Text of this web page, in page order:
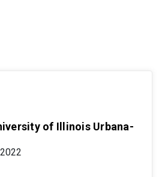
of Illinois Urbana-